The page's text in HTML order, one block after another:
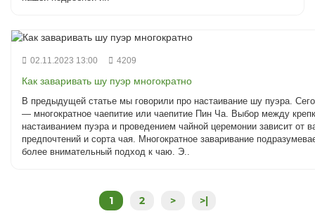
02.11.2023 13:00 4209
Как заваривать шу пуэр многократно
В предыдущей статье мы говорили про настаивание шу пуэра.
— многократное чаепитие или чаепитие Пин Ча. Выбор между
настаиванием пуэра и проведением чайной церемонии зависит от
предпочтений и сорта чая. Многократное заваривание
более внимательный подход к чаю. Э..
1 2 > >|